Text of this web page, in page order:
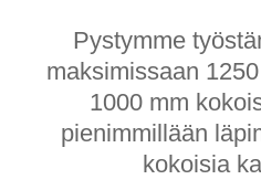
Pystymme
maksimissaan
1000 mm
pienimmillään
kokoisia